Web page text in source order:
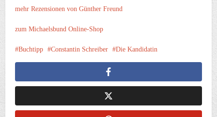
mehr Rezensionen von Günther Freund
zum Michaelsbund Online-Shop
Buchtipp Constantin Schreiber Die Kandidatin